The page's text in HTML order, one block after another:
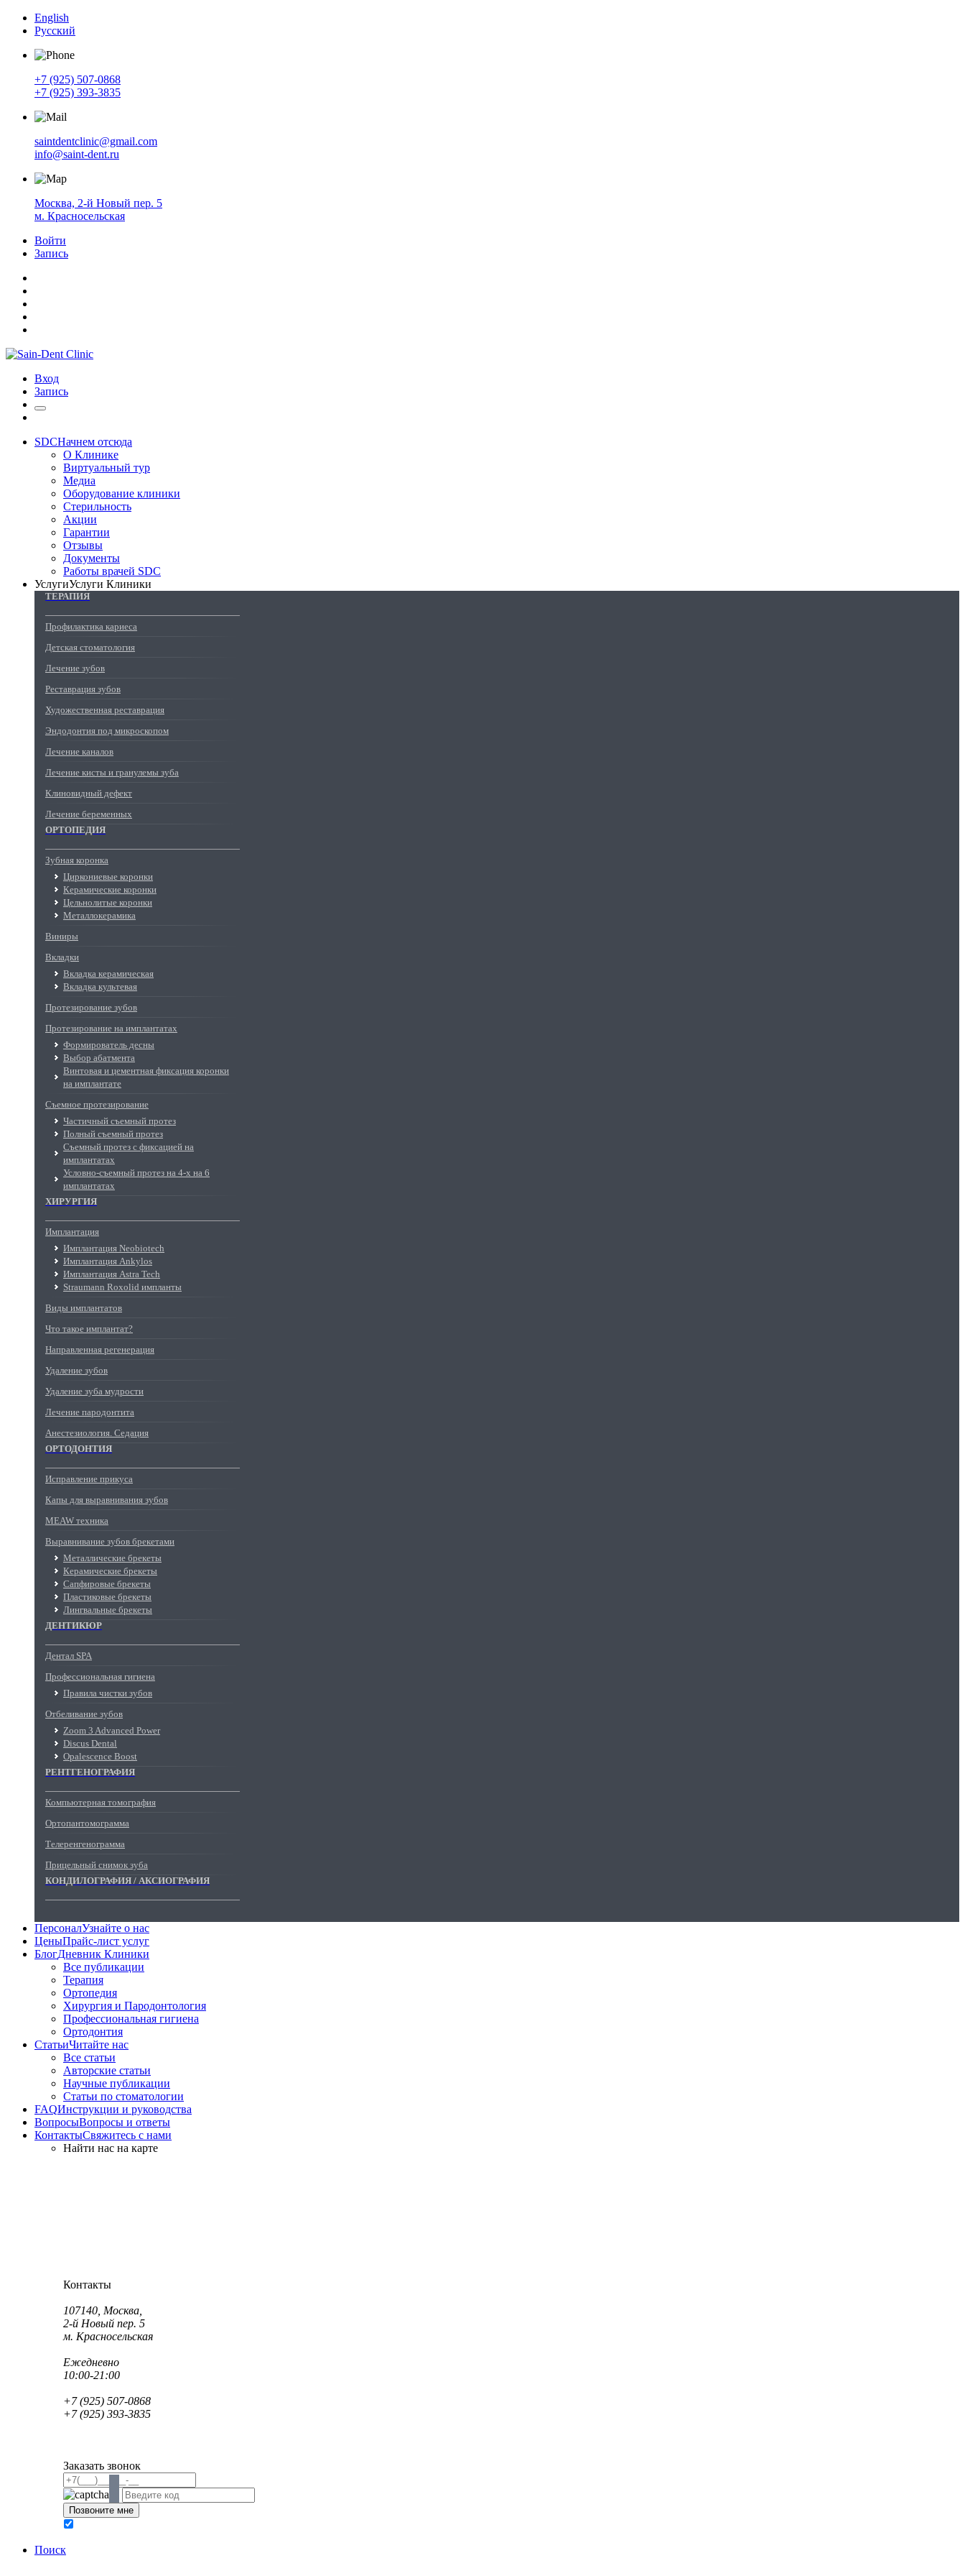
English
Русский
+7 (925) 507-0868
+7 (925) 393-3835
saintdentclinic@gmail.com
info@saint-dent.ru
Москва, 2-й Новый пер. 5
м. Красносельская
Войти
Запись
Вход
Запись
SDCНачнем отсюда
О Клинике
Виртуальный тур
Медиа
Оборудование клиники
Стерильность
Акции
Гарантии
Отзывы
Документы
Работы врачей SDC
УслугиУслуги Клиники
ТЕРАПИЯ
Профилактика кариеса
Детская стоматология
Лечение зубов
Реставрация зубов
Художественная реставрация
Эндодонтия под микроскопом
Лечение каналов
Лечение кисты и гранулемы зуба
Клиновидный дефект
Лечение беременных
ОРТОПЕДИЯ
Зубная коронка
Циркониевые коронки
Керамические коронки
Цельнолитые коронки
Металлокерамика
Виниры
Вкладки
Вкладка керамическая
Вкладка культевая
Протезирование зубов
Протезирование на имплантатах
Формирователь десны
Выбор абатмента
Винтовая и цементная фиксация коронки
на имплантате
Съемное протезирование
Частичный съемный протез
Полный съемный протез
Съемный протез с фиксацией на
имплантатах
Условно-съемный протез на 4-х на 6
имплантатах
ХИРУРГИЯ
Имплантация
Имплантация Neobiotech
Имплантация Ankylos
Имплантация Astra Tech
Straumann Roxolid импланты
Виды имплантатов
Что такое имплантат?
Направленная регенерация
Удаление зубов
Удаление зуба мудрости
Лечение пародонтита
Анестезиология. Седация
ОРТОДОНТИЯ
Исправление прикуса
Капы для выравнивания зубов
MEAW техника
Выравнивание зубов брекетами
Металлические брекеты
Керамические брекеты
Сапфировые брекеты
Пластиковые брекеты
Лингвальные брекеты
ДЕНТИКЮР
Дентал SPA
Профессиональная гигиена
Правила чистки зубов
Отбеливание зубов
Zoom 3 Advanced Power
Discus Dental
Opalescence Boost
РЕНТГЕНОГРАФИЯ
Компьютерная томография
Ортопантомограмма
Телеренгенограмма
Прицельный снимок зуба
КОНДИЛОГРАФИЯ / АКСИОГРАФИЯ
ПерсоналУзнайте о нас
ЦеныПрайс-лист услуг
БлогДневник Клиники
Все публикации
Терапия
Ортопедия
Хирургия и Пародонтология
Профессиональная гигиена
Ортодонтия
СтатьиЧитайте нас
Все статьи
Авторские статьи
Научные публикации
Статьи по стоматологии
FAQИнструкции и руководства
ВопросыВопросы и ответы
КонтактыСвяжитесь с нами
Найти нас на карте
Контакты
107140, Москва,
2-й Новый пер. 5
м. Красносельская
Ежедневно
10:00-21:00
+7 (925) 507-0868
+7 (925) 393-3835
Заказать звонок
Поиск